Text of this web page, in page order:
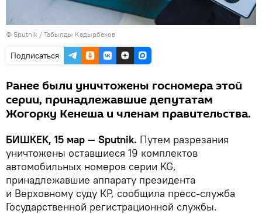
© Sputnik / Табылды Кадырбеков
Подписаться
Ранее были уничтожены госномера этой
серии, принадлежавшие депутатам
Жогорку Кенеша и членам правительства.
БИШКЕК, 15 мар — Sputnik. Путем разрезания
уничтожены оставшиеся 19 комплектов
автомобильных номеров серии KG,
принадлежавшие аппарату президента
и Верховному суду КР, сообщила пресс-служба
Государственной регистрационной службы.